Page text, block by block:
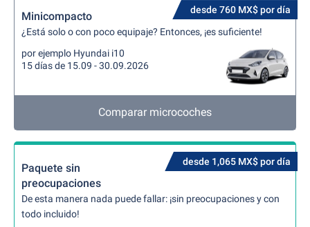
desde 760 MX$ por día
Minicompacto
¿Está solo o con poco equipaje? Entonces, ¡es suficiente!
por ejemplo Hyundai i10
15 días de 15.09 - 30.09.2026
Comparar microcoches
desde 1,065 MX$ por día
Paquete sin
preocupaciones
De esta manera nada puede fallar: ¡sin preocupaciones y con
todo incluido!